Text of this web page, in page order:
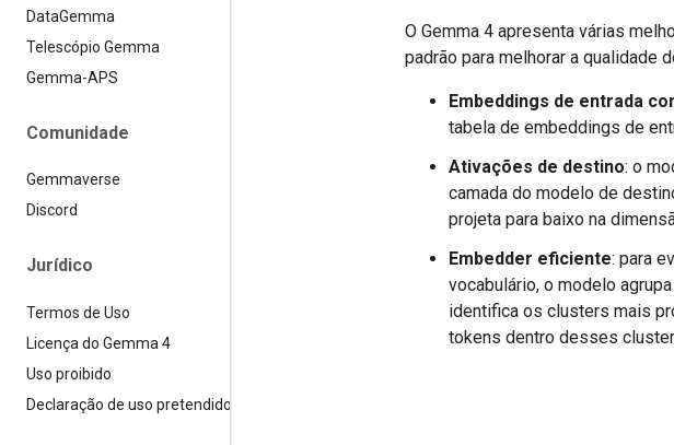
DataGemma
Telescópio Gemma
Gemma-APS
Comunidade
Gemmaverse
Discord
Jurídico
Termos de Uso
Licença do Gemma 4
Uso proibido
Declaração de uso pretendido
O Gemma 4 apresenta várias
padrão para melhorar a qualidade
Embeddings de entrada
tabela de embeddings de
Ativações de destino: o
camada do modelo de
projeta para baixo na
Embedder eficiente: para
vocabulário, o modelo
identifica os clusters mais
tokens dentro desses